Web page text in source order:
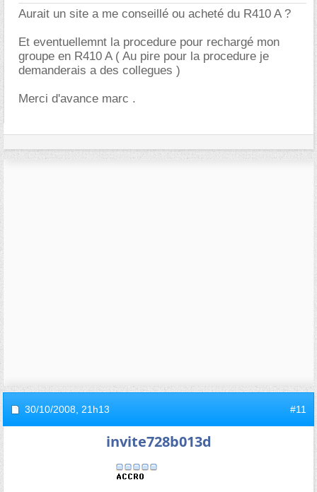
Aurait un site a me conseillé ou acheté du R410 A ?
Et eventuellemnt la procedure pour rechargé mon
groupe en R410 A ( Au pire pour la procedure je
demanderais a des collegues )
Merci d'avance marc .
30/10/2008, 21h13 #11
invite728b013d